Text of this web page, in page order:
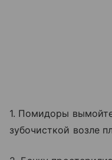
1. Помидоры
зубочисткой возле